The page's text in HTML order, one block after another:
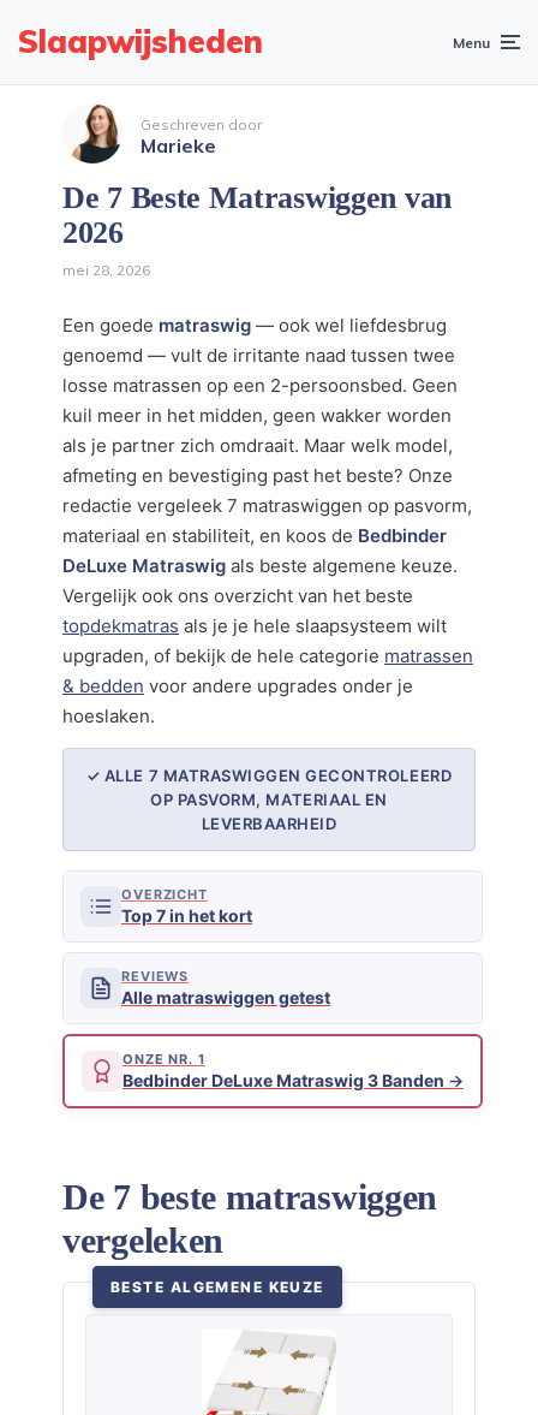
Slaapwijsheden Menu
Geschreven door
Marieke
De 7 Beste Matraswiggen van
2026
mei 28, 2026
Een goede matraswig — ook wel liefdesbrug
genoemd — vult de irritante naad tussen twee
losse matrassen op een 2-persoonsbed. Geen
kuil meer in het midden, geen wakker worden
als je partner zich omdraait. Maar welk model,
afmeting en bevestiging past het beste? Onze
redactie vergeleek 7 matraswiggen op pasvorm,
materiaal en stabiliteit, en koos de Bedbinder
DeLuxe Matraswig als beste algemene keuze.
Vergelijk ook ons overzicht van het beste
topdekmatras als je je hele slaapsysteem wilt
upgraden, of bekijk de hele categorie matrassen
& bedden voor andere upgrades onder je
hoeslaken.
✓ ALLE 7 MATRASWIGGEN GECONTROLEERD
OP PASVORM, MATERIAAL EN
LEVERBAARHEID
OVERZICHT
Top 7 in het kort
REVIEWS
Alle matraswiggen getest
ONZE NR. 1
Bedbinder DeLuxe Matraswig 3 Banden
De 7 beste matraswiggen
vergeleken
BESTE ALGEMENE KEUZE